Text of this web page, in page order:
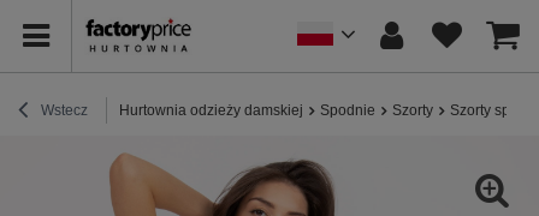
Wstecz Hurtownia odzieży damskiej Spodnie Szorty Szorty